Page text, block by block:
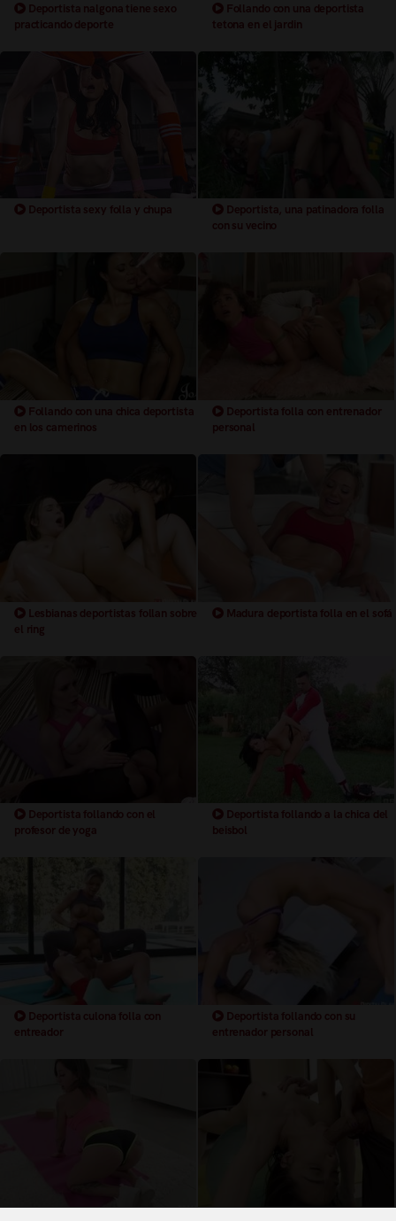
Deportista nalgona tiene sexo
practicando deporte
Follando con una deportista
tetona en el jardin
Deportista sexy folla y chupa
Deportista, una patinadora folla
con su vecino
Follando con una chica deportista
en los camerinos
Deportista folla con entrenador
personal
Lesbianas deportistas follan sobre
el ring
Madura deportista folla en el sofá
Deportista follando con el
profesor de yoga
Deportista follando a la chica del
beisbol
Deportista culona folla con
entreador
Deportista follando con su
entrenador personal